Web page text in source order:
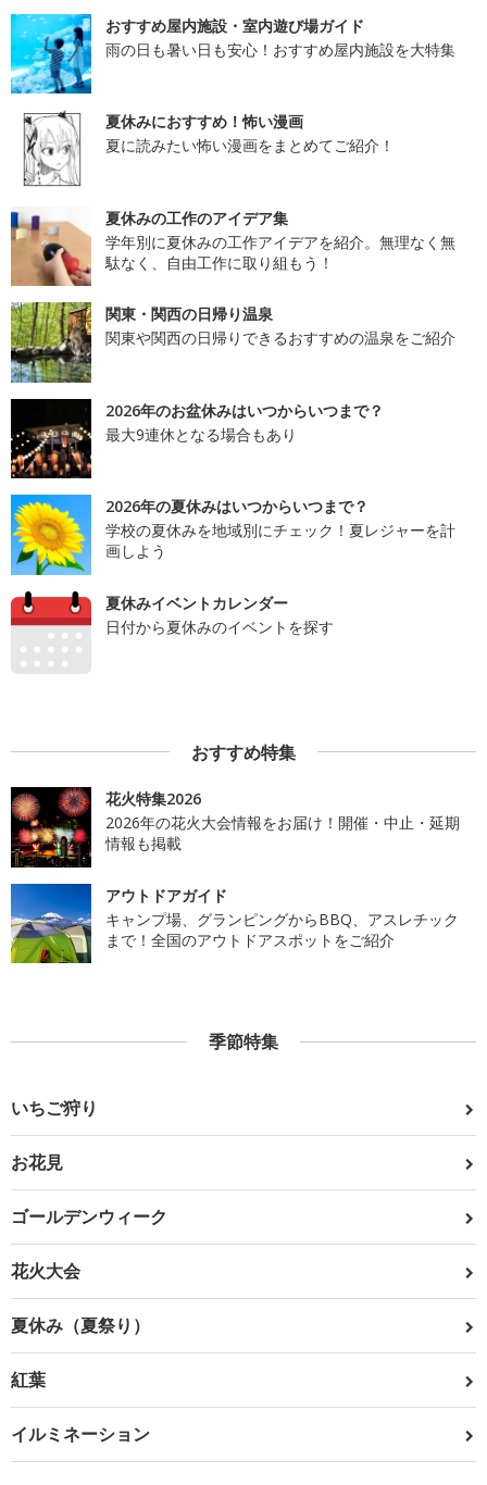
おすすめ屋内施設・室内遊び場ガイド
雨の日も暑い日も安心！おすすめ屋内施設を大特集
夏休みにおすすめ！怖い漫画
夏に読みたい怖い漫画をまとめてご紹介！
夏休みの工作のアイデア集
学年別に夏休みの工作アイデアを紹介。無理なく無
駄なく、自由工作に取り組もう！
関東・関西の日帰り温泉
関東や関西の日帰りできるおすすめの温泉をご紹介
2026年のお盆休みはいつからいつまで？
最大9連休となる場合もあり
2026年の夏休みはいつからいつまで？
学校の夏休みを地域別にチェック！夏レジャーを計
画しよう
夏休みイベントカレンダー
日付から夏休みのイベントを探す
おすすめ特集
花火特集2026
2026年の花火大会情報をお届け！開催・中止・延期
情報も掲載
アウトドアガイド
キャンプ場、グランピングからBBQ、アスレチック
まで！全国のアウトドアスポットをご紹介
季節特集
いちご狩り
お花見
ゴールデンウィーク
花火大会
夏休み（夏祭り）
紅葉
イルミネーション